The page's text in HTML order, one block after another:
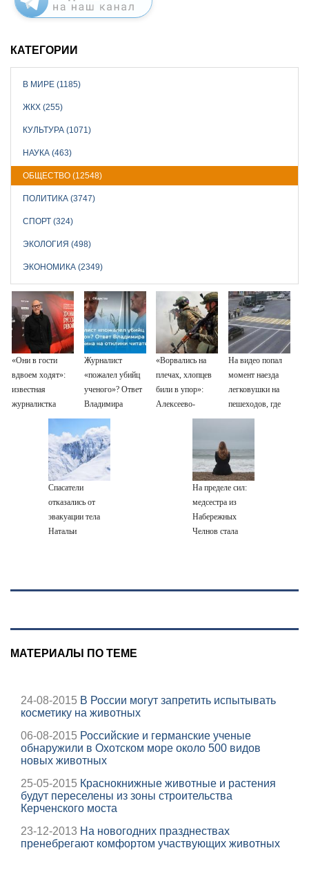
КАТЕГОРИИ
В МИРЕ (1185)
ЖКХ (255)
КУЛЬТУРА (1071)
НАУКА (463)
ОБЩЕСТВО (12548)
ПОЛИТИКА (3747)
СПОРТ (324)
ЭКОЛОГИЯ (498)
ЭКОНОМИКА (2349)
«Они в гости
вдвоем ходят»:
известная
журналистка
подтвердила
Бондарчука и
Журналист
«пожалел убийц
ученого»? Ответ
Владимира
Ворсобина на
отклики
читателей
«Ворвались на
плечах, хлопцев
били в упор»:
Алексеево-
Дружковка стала
«птах Мадьяра»
На видео попал
момент наезда
легковушки на
пешеходов, где
пострадали
человек
06/08/2026 –
Новости
Спасатели
отказались от
эвакуации тела
Натальи
На пределе сил:
медсестра из
Набережных
Челнов стала
06/08/2026 –
МАТЕРИАЛЫ ПО ТЕМЕ
24-08-2015 В России могут запретить испытывать
косметику на животных
06-08-2015 Российские и германские ученые
обнаружили в Охотском море около 500 видов
новых животных
25-05-2015 Краснокнижные животные и растения
будут переселены из зоны строительства
Керченского моста
23-12-2013 На новогодних празднествах
пренебрегают комфортом участвующих животных